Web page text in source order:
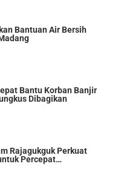
Bantuan Air Bersih
Bantu Korban Banjir
Dibagikan
Rajagukguk Perkuat
Percepat